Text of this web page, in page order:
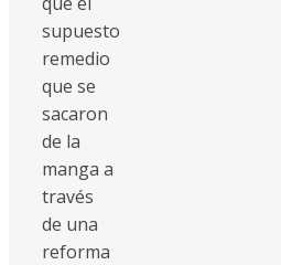
supuesto
remedio
que se
sacaron
de la
manga a
través
de una
reforma